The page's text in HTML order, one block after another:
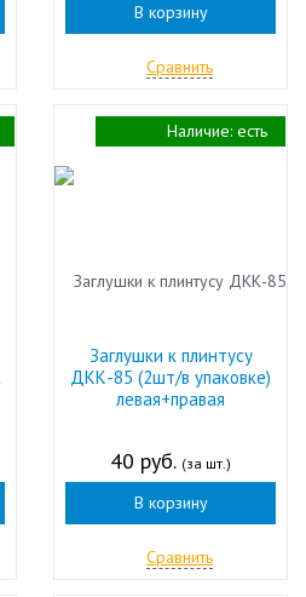
В корзину
Сравнить
Заглушки к плинтусу
ДКК-85 (2шт/в упаковке)
левая+правая
40 руб. (за шт.)
В корзину
Сравнить
Наличие: есть